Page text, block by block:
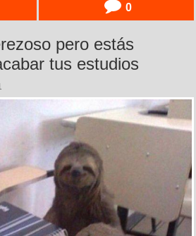
0
pero estás
tus estudios